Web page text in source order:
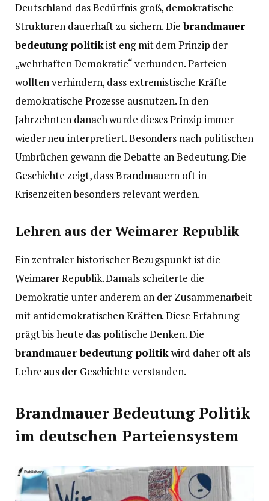
Deutschland das Bedürfnis groß, demokratische
Strukturen dauerhaft zu sichern. Diebrandmauer
bedeutung politikist eng mit dem Prinzip der
„wehrhaften Demokratie“ verbunden. Parteien
wollten verhindern, dass extremistische Kräfte
demokratische Prozesse ausnutzen. In den
Jahrzehnten danach wurde dieses Prinzip immer
wieder neu interpretiert. Besonders nach politischen
Umbrüchen gewann die Debatte an Bedeutung. Die
Geschichte zeigt, dass Brandmauern oft in
Krisenzeiten besonders relevant werden.
Lehren aus der Weimarer Republik
Ein zentraler historischer Bezugspunkt ist die
Weimarer Republik. Damals scheiterte die
Demokratie unter anderem an der Zusammenarbeit
mit antidemokratischen Kräften. Diese Erfahrung
prägt bis heute das politische Denken. Die
brandmauer bedeutung politikwird daher oft als
Lehre aus der Geschichte verstanden.
Brandmauer Bedeutung Politik
im deutschen Parteiensystem